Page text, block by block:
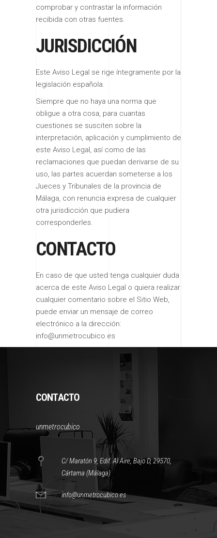
comprobar y contrastar la información
recibida con otras fuentes.
JURISDICCIÓN
Este Aviso Legal se rige íntegramente por la
legislación española.
Siempre que no haya una norma que
obligue a otra cosa, para cuantas
cuestiones se susciten sobre la
interpretación, aplicación y cumplimiento de
este Aviso Legal, así como de las
reclamaciones que puedan derivarse de su
uso, las partes acuerdan someterse a los
Jueces y Tribunales de la provincia de
Málaga, con renuncia expresa de cualquier
otra jurisdicción que pudiera
corresponderles.
CONTACTO
En caso de que usted tenga cualquier duda
acerca de este Aviso Legal o quiera realizar
cualquier comentario sobre el Sitio Web,
puede enviar un mensaje de correo
electrónico a la dirección:
info@unmetrocubico.es
CONTACTO
unmetrocubico
C/ Maratón 9, Edif. Al Aire, Bajo D, 29570,
Cártama (Málaga)
info@unmetrocubico.es